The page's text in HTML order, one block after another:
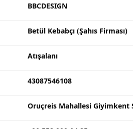
BBCDESIGN
Betül Kebabçı (Şahıs Firması)
Atışalanı
43087546108
Oruçreis Mahallesi Giyimkent